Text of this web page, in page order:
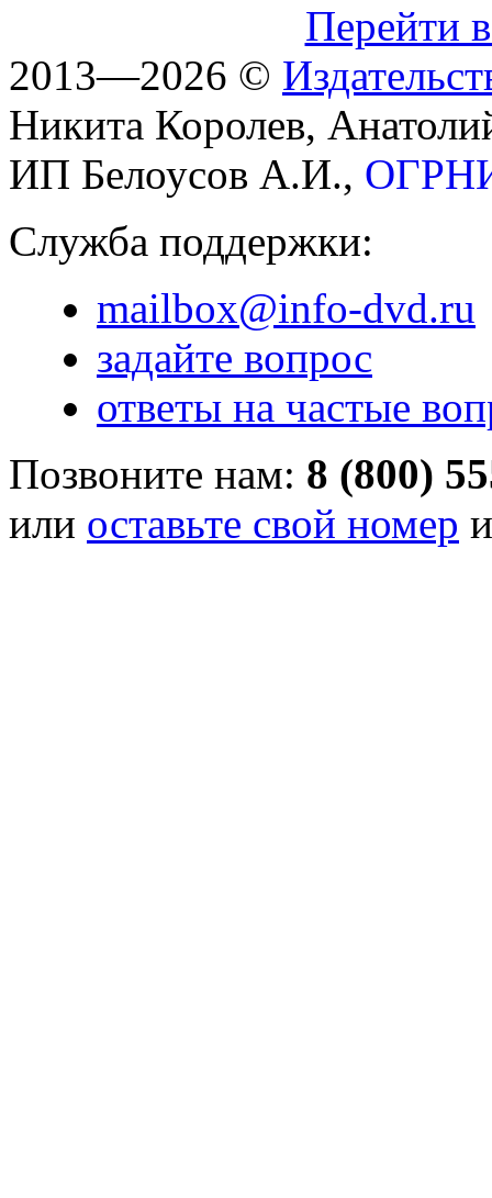
Перейти
2013—2026 ©
Никита Королев,
ИП Белоусов А.И.,
Служба поддержки:
mailbox@info-dvd.ru
задайте вопрос
ответы на частые
Позвоните нам: 8 (800)
или оставьте свой номер